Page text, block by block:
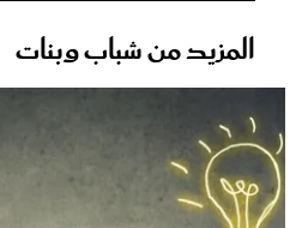
المزيد من شباب وبنات